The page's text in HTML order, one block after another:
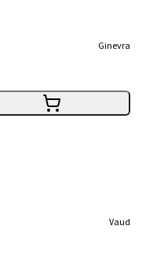
Ginevra
Vaud